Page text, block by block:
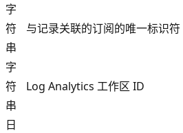
字
符
串
与记录关联的订阅的唯一标识符
字
符
串
Log Analytics 工作区 ID
日